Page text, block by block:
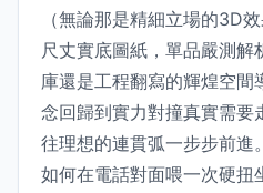
（無論那是精細立場的3D
尺丈實底圖紙，單品嚴測解
庫還是工程翻寫的輝煌空間
念回歸到實力對撞真實需要
往理想的連貫弧一步步前進
如何在電話對面喂一次硬扭